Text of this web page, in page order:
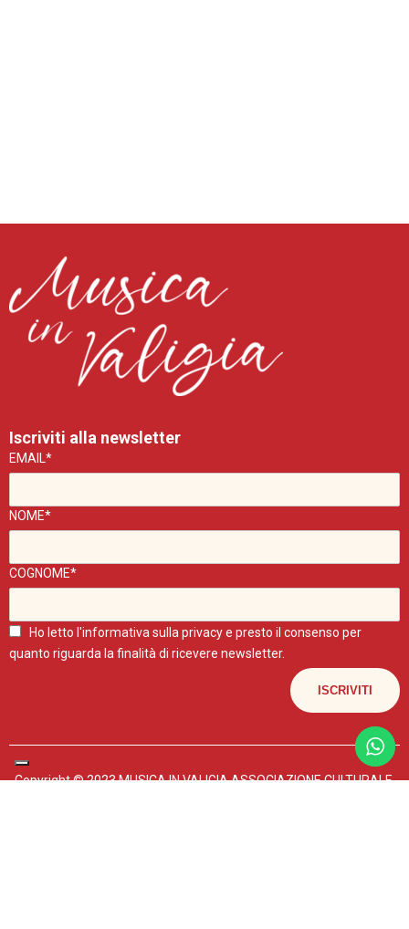
Iscriviti alla newsletter
EMAIL*
NOME*
COGNOME*
Ho letto l'informativa sulla privacye presto il consenso per
quanto riguarda la finalità di ricevere newsletter.
Copyright © 2023 MUSICA IN VALIGIA ASSOCIAZIONE CULTURALE.